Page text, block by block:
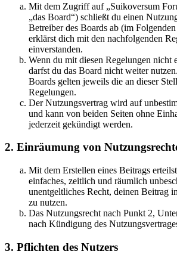
Mit dem Zugriff auf „Suikoversum
„das Board“) schließt du einen
Betreiber des Boards ab (im
erklärst dich mit den nachfolgenden
einverstanden.
Wenn du mit diesen Regelungen nicht
darfst du das Board nicht weiter
Boards gelten jeweils die an dieser
Regelungen.
Der Nutzungsvertrag wird auf
und kann von beiden Seiten ohne
jederzeit gekündigt werden.
2. Einräumung von
Mit dem Erstellen eines Beitrags
einfaches, zeitlich und räumlich
unentgeltliches Recht, deinen Beitrag
zu nutzen.
Das Nutzungsrecht nach Punkt 2,
nach Kündigung des
3. Pflichten des Nutzers